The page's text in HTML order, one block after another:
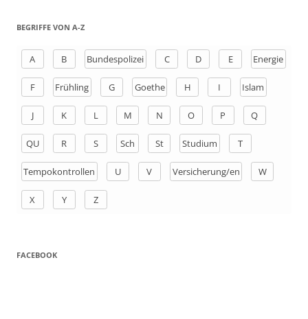
h
BEGRIFFE VON A-Z
A B Bundespolizei C D E Energie
F Frühling G Goethe H I Islam
J K L M N O P Q
QU R S Sch St Studium T
Tempokontrollen U V Versicherung/en W
X Y Z
FACEBOOK